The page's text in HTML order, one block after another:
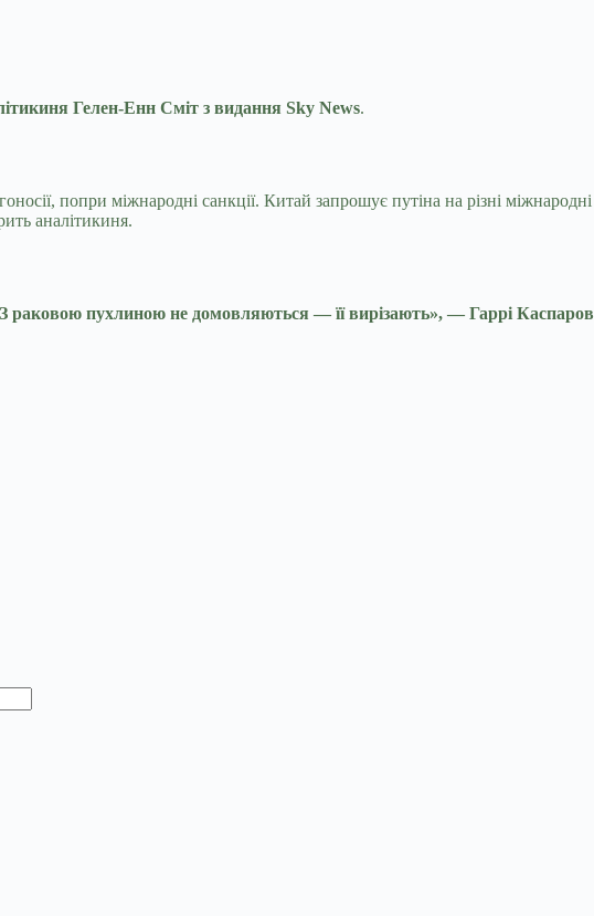
Гелен-Енн Сміт з видання Sky News.
попри міжнародні санкції. Китай запрошує путіна на різні міжнародні
аналітикиня.
З раковою пухлиною не домовляються — її вирізають», — Гаррі Каспаров